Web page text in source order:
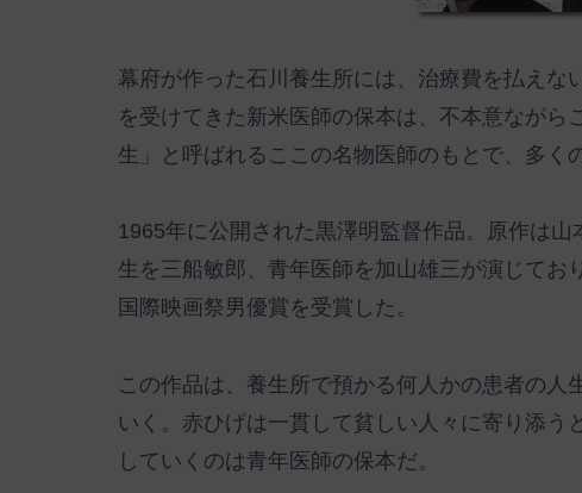
幕府が作った石川養生所には、治療費を払えな
を受けてきた新米医師の保本は、不本意ながら
生」と呼ばれるここの名物医師のもとで、多く
1965年に公開された黒澤明監督作品。原作は
生を三船敏郎、青年医師を加山雄三が演じてお
国際映画祭男優賞を受賞した。
この作品は、養生所で預かる何人かの患者の人
いく。赤ひげは一貫して貧しい人々に寄り添
していくのは青年医師の保本だ。